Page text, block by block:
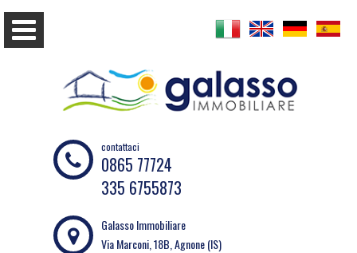
contattaci
0865 77724
335 6755873
Galasso Immobiliare
Via Marconi, 18B, Agnone (IS)